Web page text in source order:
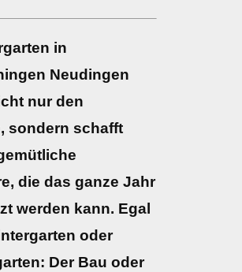
in
Neudingen
nur den
sondern schafft
die das ganze Jahr
werden kann. Egal
oder
Der Bau oder